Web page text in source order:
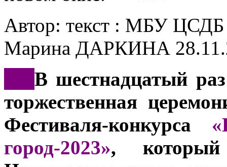
Автор: текст : МБУ ЦСДБ
Марина ДАРКИНА
В шестнадцатый раз
торжественная
Фестиваля-конкурса
город-2023», который